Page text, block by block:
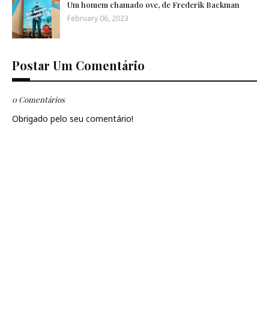
Um homem chamado ove, de Frederik Backman
February 06, 2023
Postar Um Comentário
0 Comentários
Obrigado pelo seu comentário!